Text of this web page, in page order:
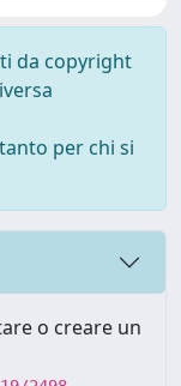
da copyright
per chi si
o creare un